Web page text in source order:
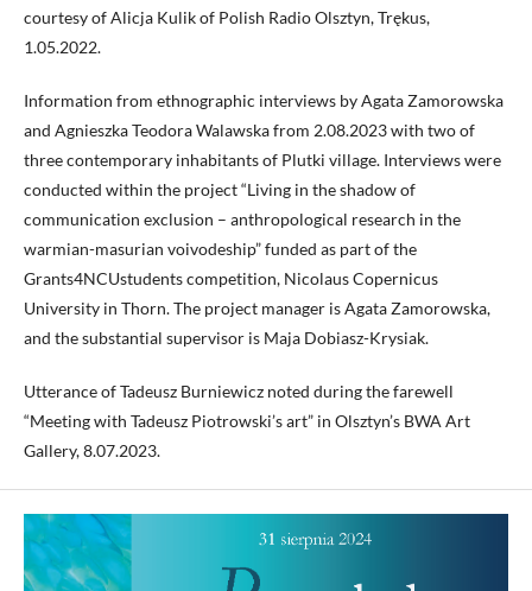
courtesy of Alicja Kulik of Polish Radio Olsztyn, Trękus,
1.05.2022.
Information from ethnographic interviews by Agata Zamorowska
and Agnieszka Teodora Walawska from 2.08.2023 with two of
three contemporary inhabitants of Plutki village. Interviews were
conducted within the project “Living in the shadow of
communication exclusion – anthropological research in the
warmian-masurian voivodeship” funded as part of the
Grants4NCUstudents competition, Nicolaus Copernicus
University in Thorn. The project manager is Agata Zamorowska,
and the substantial supervisor is Maja Dobiasz-Krysiak.
Utterance of Tadeusz Burniewicz noted during the farewell
“Meeting with Tadeusz Piotrowski’s art” in Olsztyn’s BWA Art
Gallery, 8.07.2023.